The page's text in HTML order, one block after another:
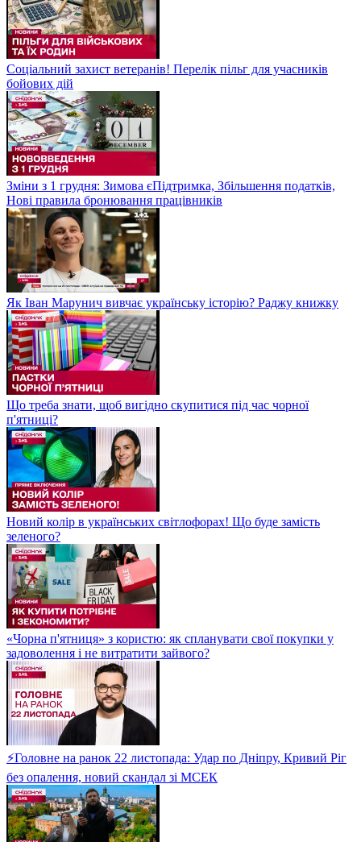
Соціальний захист ветеранів! Перелік пільг для учасників
бойових дій
Зміни з 1 грудня: Зимова єПідтримка, Збільшення податків,
Нові правила бронювання працівників
Як Іван Марунич вивчає українську історію? Раджу книжку
Що треба знати, щоб вигідно скупитися під час чорної
п'ятниці?
Новий колір в українських світлофорах! Що буде замість
зеленого?
«Чорна п'ятниця» з користю: як спланувати свої покупки у
задоволення і не витратити зайвого?
⚡Головне на ранок 22 листопада: Удар по Дніпру, Кривий Ріг
без опалення, новий скандал зі МСЕК